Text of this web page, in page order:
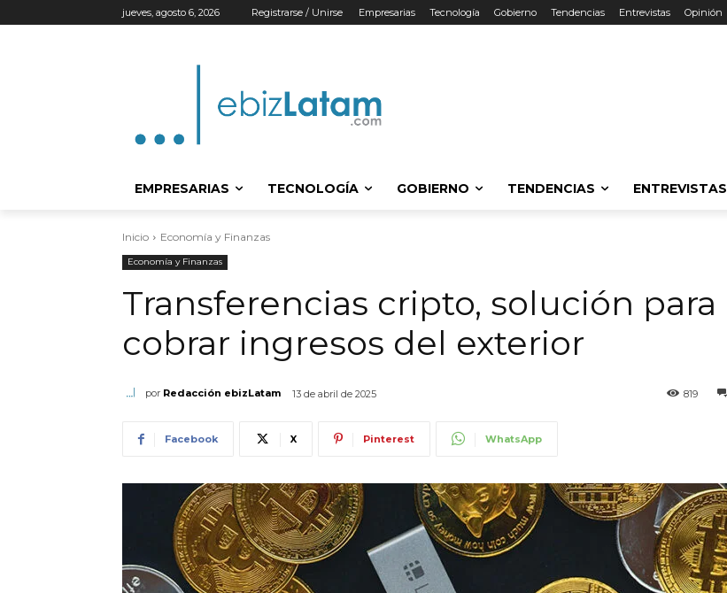
jueves, agosto 6, 2026 Registrarse / Unirse Empresarias Tecnología Gobierno Tendencias Entrevistas Opinión
EMPRESARIAS TECNOLOGÍA GOBIERNO TENDENCIAS ENTREVISTAS
Inicio Economía y Finanzas
Economía y Finanzas
Transferencias cripto, solución para
cobrar ingresos del exterior
por Redacción ebizLatam 13 de abril de 2025 819
Facebook X Pinterest WhatsApp